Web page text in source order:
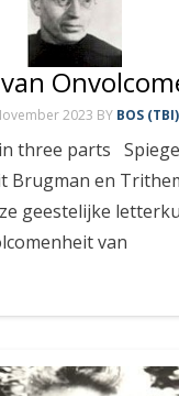
2023 BY BOS (TBI)
three parts
Brugman en
geestelijke
van